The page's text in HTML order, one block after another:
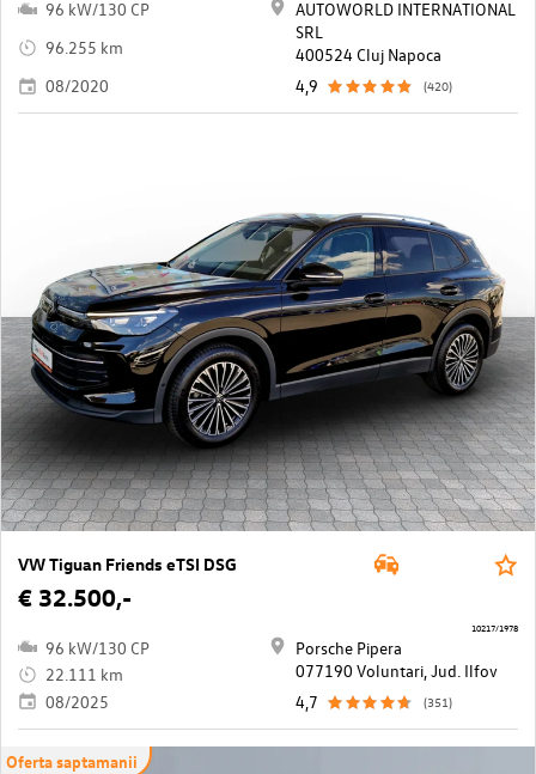
96 kW/130 CP
96.255 km
08/2020
AUTOWORLD INTERNATIONAL
SRL
400524 Cluj Napoca
4,9
(420)
VW Tiguan Friends eTSI DSG
€ 32.500,-
96 kW/130 CP
22.111 km
08/2025
Porsche Pipera
077190 Voluntari, Jud. Ilfov
4,7
(351)
10217/1978
Oferta saptamanii